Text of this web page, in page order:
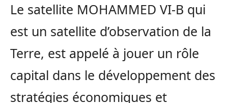
Le satellite MOHAMMED VI-B qui
est un satellite d’observation de la
Terre, est appelé à jouer un rôle
capital dans le développement des
stratégies économiques et